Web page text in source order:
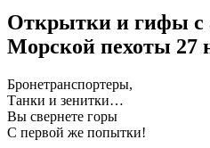
Открытки и гифы с
Морской пехоты 27
Бронетранспортеры,
Танки и зенитки…
Вы свернете горы
С первой же попытки!